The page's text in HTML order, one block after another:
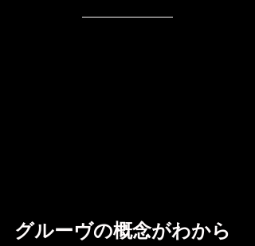
グルーヴの概念がわから